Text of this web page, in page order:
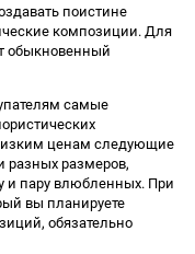
поистине
композиции. Для
обыкновенный
самые
ценам следующие
разных размеров,
и пару влюбленных. При
вы планируете
обязательно